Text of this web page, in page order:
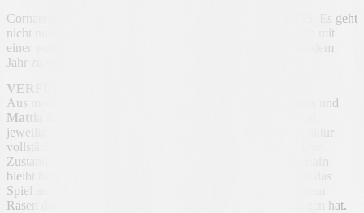
Cornaredo ist bereit für den letzten Spieltag des Jahres 2025. Es geht
nicht nur um drei Punkte, sondern auch um die Chance, sich mit
einer weiteren Bestätigung des eingeschlagenen Weges aus dem
Jahr zu verabschieden.
VERFÜGBAR
Aus medizinischer Sicht befinden sich
und
Mattia Bottani
jeweiligen Verletzungen, während
seine Fraktur
vollständig überwunden hat und mit der Gruppe trainiert. Der
Zustand des derzeit erkrankten
bleibt hingegen abzuwarten, während sich
- für das
Spiel am Sonntag disqualifiziert - beim jüngsten Spiel auf dem
Rasen des FC Zürich eine Beugemuskelverletzung zugezogen hat.